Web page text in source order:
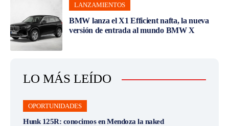
LANZAMIENTOS
BMW lanza el X1 Efficient nafta, la nueva
versión de entrada al mundo BMW X
LO MÁS LEÍDO
OPORTUNIDADES
Hunk 125R: conocimos en Mendoza la naked